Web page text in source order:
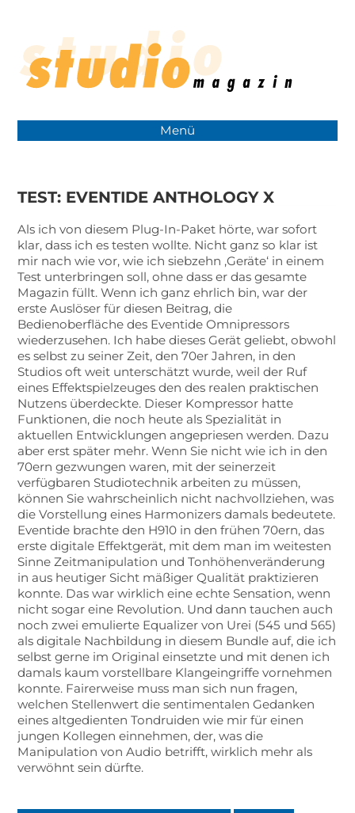
Menü
TEST: EVENTIDE ANTHOLOGY X
Als ich von diesem Plug-In-Paket hörte, war sofort
klar, dass ich es testen wollte. Nicht ganz so klar ist
mir nach wie vor, wie ich siebzehn ‚Geräte‘ in einem
Test unterbringen soll, ohne dass er das gesamte
Magazin füllt. Wenn ich ganz ehrlich bin, war der
erste Auslöser für diesen Beitrag, die
Bedienoberfläche des Eventide Omnipressors
wiederzusehen. Ich habe dieses Gerät geliebt, obwohl
es selbst zu seiner Zeit, den 70er Jahren, in den
Studios oft weit unterschätzt wurde, weil der Ruf
eines Effektspielzeuges den des realen praktischen
Nutzens überdeckte. Dieser Kompressor hatte
Funktionen, die noch heute als Spezialität in
aktuellen Entwicklungen angepriesen werden. Dazu
aber erst später mehr. Wenn Sie nicht wie ich in den
70ern gezwungen waren, mit der seinerzeit
verfügbaren Studiotechnik arbeiten zu müssen,
können Sie wahrscheinlich nicht nachvollziehen, was
die Vorstellung eines Harmonizers damals bedeutete.
Eventide brachte den H910 in den frühen 70ern, das
erste digitale Effektgerät, mit dem man im weitesten
Sinne Zeitmanipulation und Tonhöhenveränderung
in aus heutiger Sicht mäßiger Qualität praktizieren
konnte. Das war wirklich eine echte Sensation, wenn
nicht sogar eine Revolution. Und dann tauchen auch
noch zwei emulierte Equalizer von Urei (545 und 565)
als digitale Nachbildung in diesem Bundle auf, die ich
selbst gerne im Original einsetzte und mit denen ich
damals kaum vorstellbare Klangeingriffe vornehmen
konnte. Fairerweise muss man sich nun fragen,
welchen Stellenwert die sentimentalen Gedanken
eines altgedienten Tondruiden wie mir für einen
jungen Kollegen einnehmen, der, was die
Manipulation von Audio betrifft, wirklich mehr als
verwöhnt sein dürfte.